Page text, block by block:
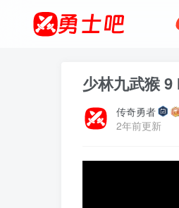
少林九武猴
传奇勇者
2年前更新